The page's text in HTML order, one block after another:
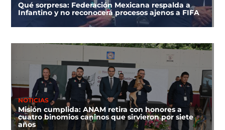
Qué sorpresa: Federación Mexicana respalda a
Infantino y no reconocerá procesos ajenos a FIFA
NOTICIAS
Misión cumplida: ANAM retira con honores a
cuatro binomios caninos que sirvieron por siete
años